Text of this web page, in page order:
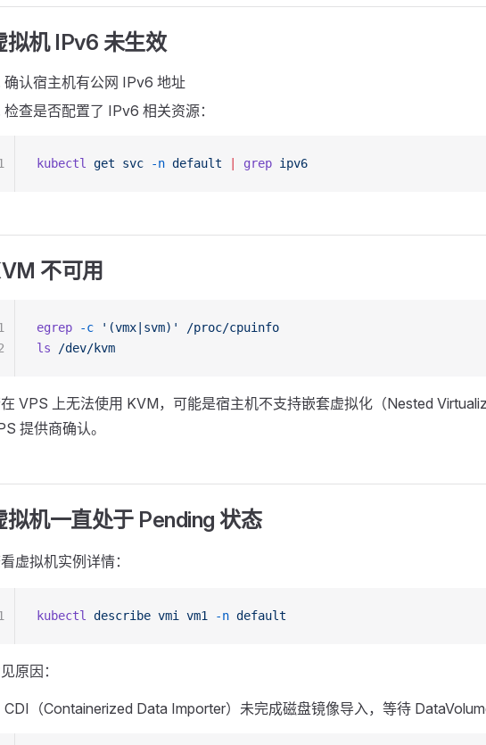
拟机 IPv6 未生效
确认宿主机有公网 IPv6 地址
检查是否配置了 IPv6 相关资源：
kubectl get svc -n default grep ipv6
不可用
egrep -c '(vmx|svm)'
/proc/cpuinfo
ls /dev/kvm
VPS 上无法使用 KVM，可能是宿主机不支持嵌套虚拟化（Nested
提供商确认。
拟机一直处于 Pending 状态
虚拟机实例详情：
kubectl describe vmi vm1 -n default
原因：
CDI（Containerized Data Importer）未完成磁盘镜像导入，等待